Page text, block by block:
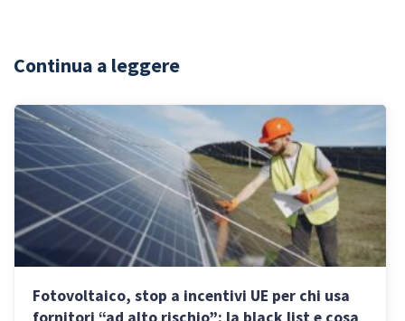
Continua a leggere
Fotovoltaico, stop a incentivi UE per chi usa